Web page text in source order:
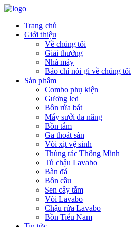
Trang chủ
Giới thiệu
Về chúng tôi
Giải thưởng
Nhà máy
Báo chí nói gì về chúng tôi
Sản phẩm
Combo phụ kiện
Gương led
Bồn rửa bát
Máy sưởi đa năng
Bồn tắm
Ga thoát sàn
Vòi xịt vệ sinh
Thùng rác Thông Minh
Tủ chậu Lavabo
Bàn đá
Bồn cầu
Sen cây tắm
Vòi Lavabo
Chậu rửa Lavabo
Bồn Tiểu Nam